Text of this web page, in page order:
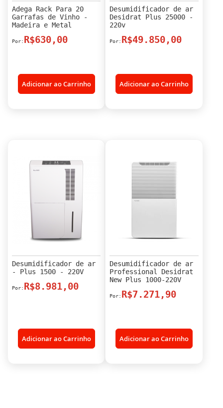
Adega Rack Para 20
Garrafas de Vinho -
Madeira e Metal
R$630,00
Adicionar ao Carrinho
Desumidificador de ar
Desidrat Plus 25000 -
220v
R$49.850,00
Adicionar ao Carrinho
Desumidificador de ar
- Plus 1500 - 220V
R$8.981,00
Adicionar ao Carrinho
Desumidificador de ar
Professional Desidrat
New Plus 1000-220V
R$7.271,90
Adicionar ao Carrinho